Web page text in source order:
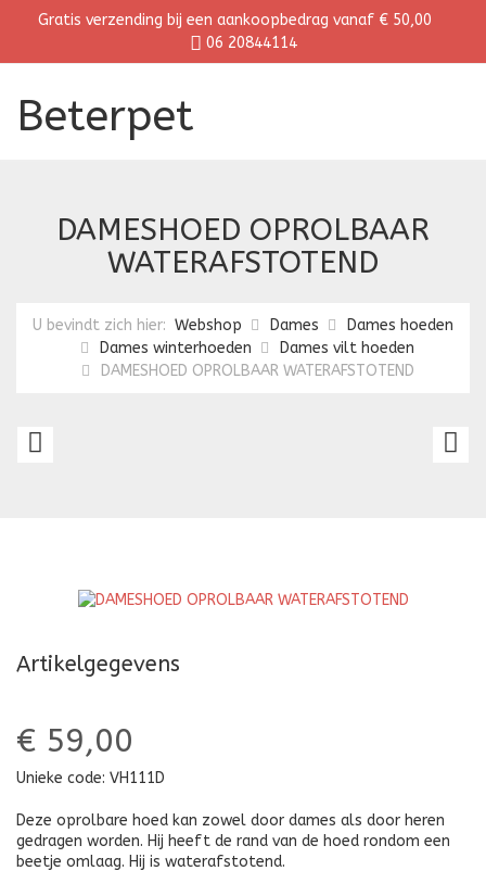
Gratis verzending bij een aankoopbedrag vanaf € 50,00
06 20844114
Beterpet
DAMESHOED OPROLBAAR
WATERAFSTOTEND
U bevindt zich hier: Webshop Dames
Dames hoeden
Dames winterhoeden
Dames vilt hoeden
DAMESHOED OPROLBAAR WATERAFSTOTEND
Artikelgegevens
€ 59,00
Unieke code: VH111D
Deze oprolbare hoed kan zowel door dames als door heren
gedragen worden. Hij heeft de rand van de hoed rondom een
beetje omlaag. Hij is waterafstotend.